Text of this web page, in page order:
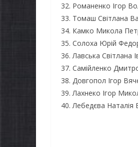
32. Романенко Ігор
33. Томаш Світлана
34. Камко Микола
35. Солоха Юрій
36. Лавська Світлана
37. Самійленко
38. Довгопол Ігор
39. Лахнеко Ігор
40. Лебедєва Наталія